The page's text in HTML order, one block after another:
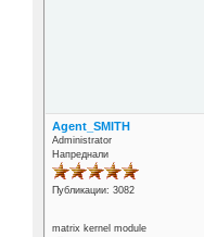
Agent_SMITH
Administrator
Напреднали
Публикации: 3082
matrix kernel module